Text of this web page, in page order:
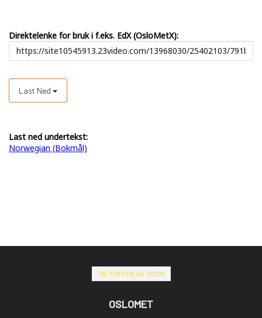
Direktelenke for bruk i f.eks. EdX (OsloMetX):
Last Ned
Last ned undertekst:
Norwegian (Bokmål)
TIL TOPPEN AV SIDEN
OSLOMET